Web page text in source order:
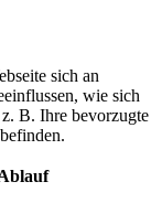
sich an
wie sich
B. Ihre bevorzugte